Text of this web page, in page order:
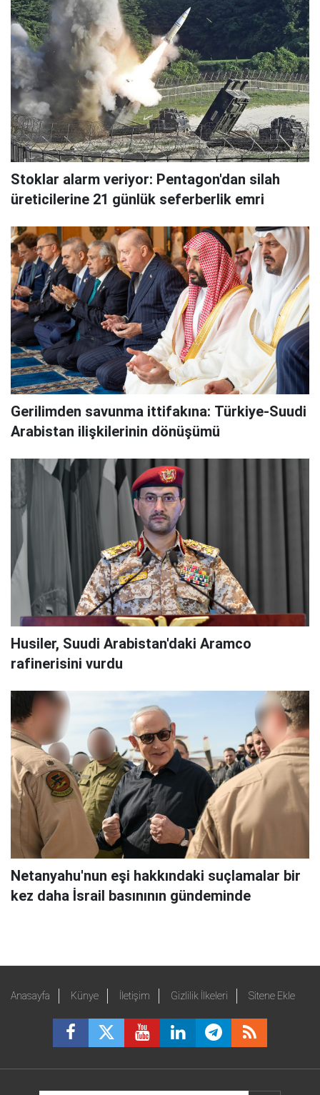
Stoklar alarm veriyor: Pentagon'dan silah
üreticilerine 21 günlük seferberlik emri
Gerilimden savunma ittifakına: Türkiye-Suudi
Arabistan ilişkilerinin dönüşümü
Husiler, Suudi Arabistan'daki Aramco
rafinerisini vurdu
Netanyahu'nun eşi hakkındaki suçlamalar bir
kez daha İsrail basınının gündeminde
Anasayfa Künye İletişim Gizlilik İlkeleri Sitene Ekle